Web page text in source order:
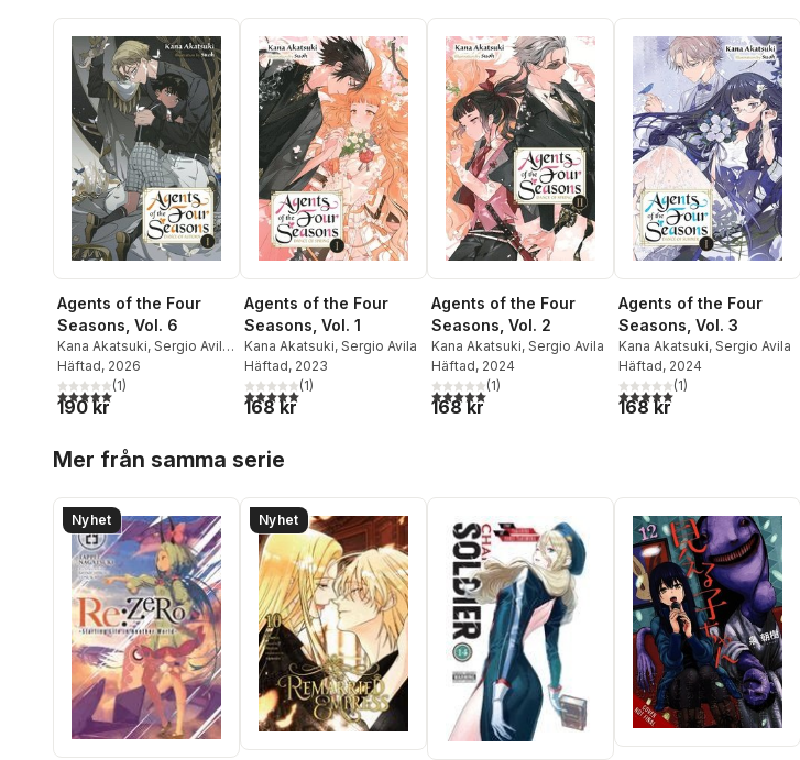
Agents of the Four
Seasons, Vol. 6
Kana Akatsuki, Sergio Avila ,
Suoh
Häftad, 2026
5,0utav 5 stjärnor. Totalt antal röster:
(1)
190 kr
Agents of the Four
Seasons, Vol. 1
Kana Akatsuki, Sergio Avila
Häftad, 2023
5,0utav 5 stjärnor. Totalt antal röster:
(1)
168 kr
Agents of the Four
Seasons, Vol. 2
Kana Akatsuki, Sergio Avila
Häftad, 2024
5,0utav 5 stjärnor. Totalt antal röster:
(1)
168 kr
Agents of the Four
Seasons, Vol. 3
Kana Akatsuki, Sergio Avila
Häftad, 2024
5,0utav 5 stjärnor. Totalt
(1)
168 kr
Mer från samma serie
Nyhet Nyhet